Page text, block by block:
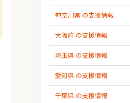
神奈川県 の支援情報
大阪府 の支援情報
埼玉県 の支援情報
愛知県 の支援情報
千葉県 の支援情報